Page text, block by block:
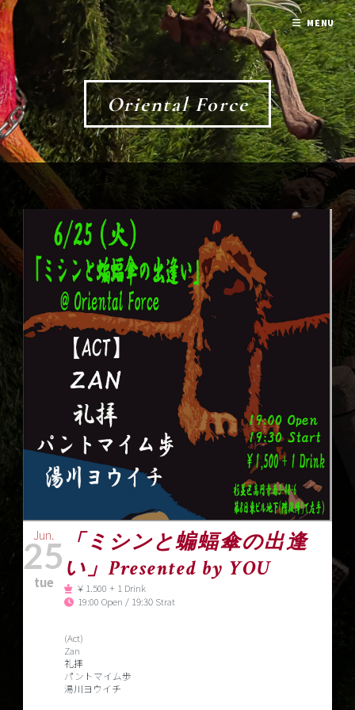
Oriental Force
Jun.
25
tue
「ミシンと蝙蝠傘の出逢
い」Presented by YOU
￥1.500 + 1 Drink
19:00 Open / 19:30 Strat
(Act)
Zan
礼拝
パントマイム歩
湯川ヨウイチ
MENU